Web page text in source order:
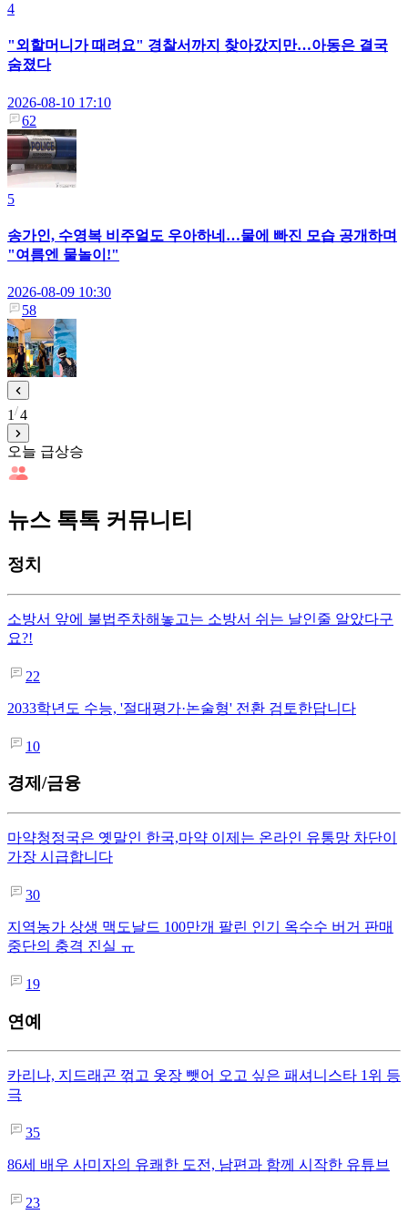
4
"외할머니가 때려요" 경찰서까지 찾아갔지만…아동은 결국
숨졌다
2026-08-10 17:10
62
5
송가인, 수영복 비주얼도 우아하네…물에 빠진 모습 공개하며
"여름엔 물놀이!"
2026-08-09 10:30
58
1 4
오늘 급상승
뉴스 톡톡 커뮤니티
정치
소방서 앞에 불법주차해놓고는 소방서 쉬는 날인줄 알았다구
요?!
22
2033학년도 수능, '절대평가·논술형' 전환 검토한답니다
10
경제/금융
마약청정국은 옛말인 한국,마약 이제는 온라인 유통망 차단이
가장 시급합니다
30
지역농가 상생 맥도날드 100만개 팔린 인기 옥수수 버거 판매
중단의 충격 진실 ㅠ
19
연예
카리나, 지드래곤 꺾고 옷장 뺏어 오고 싶은 패셔니스타 1위 등
극
35
86세 배우 사미자의 유쾌한 도전, 남편과 함께 시작한 유튜브
23